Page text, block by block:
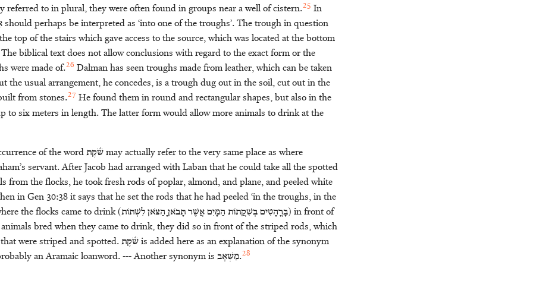
referred to in plural, they were often found in groups near a well of cistern.25 In
should perhaps be interpreted as ‘into one of the troughs’. The trough in question
top of the stairs which gave access to the source, which was located at the bottom
biblical text does not allow conclusions with regard to the exact form or the
were made of.26 Dalman has seen troughs made from leather, which can be taken
the usual arrangement, he concedes, is a trough dug out in the soil, cut out in the
from stones.27 He found them in round and rectangular shapes, but also in the
to six meters in length. The latter form would allow more animals to drink at the
of the wordשֹׁ֫קֶתmay actually refer to the very same place as where
servant. After Jacob had arranged with Laban that he could take all the spotted
from the flocks, he took fresh rods of poplar, almond, and plane, and peeled white
in Gen 30:38 it says that he set the rods that he had peeled ‘in the troughs, in the
the flocks came to drink (בָּרֳהָטִים בְּשִׁקֲתוֹת הַמָּיִם אֲשֶׁר תָּבֹאןָ הַצֹּאן לִשְׁתּוֹת) in front of
animals bred when they came to drink, they did so in front of the striped rods, which
were striped and spotted.שֹׁ֫קֶתis added here as an explanation of the synonym
an Aramaic loanword. --- Another synonym is מַשְׁאָב.28